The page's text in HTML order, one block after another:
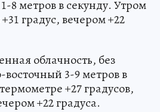
метров в секунду. Утром
градус, вечером +22
облачность, без
восточный 3-9 метров в
+27 градусов,
+22 градуса.